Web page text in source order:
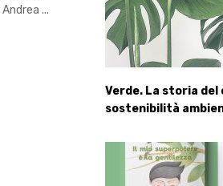
Verde. La storia del
sostenibilità